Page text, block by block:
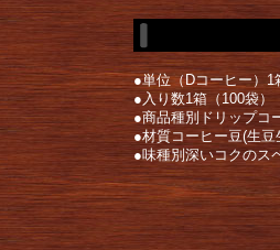
●単位（Dコーヒー）1
●入り数1箱（100袋）
●商品種別ドリップコ
●材質コーヒー豆(生
●味種別深いコクのス